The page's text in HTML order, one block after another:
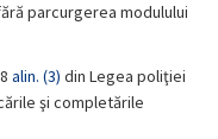
parcurgerea modulului
alin. (3) din Legea poliţiei
şi completările